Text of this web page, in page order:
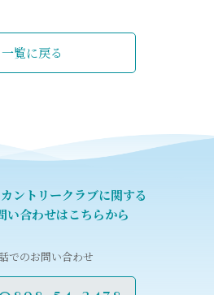
一覧に戻る
ントリークラブに関する
い合わせはこちらから
でのお問い合わせ